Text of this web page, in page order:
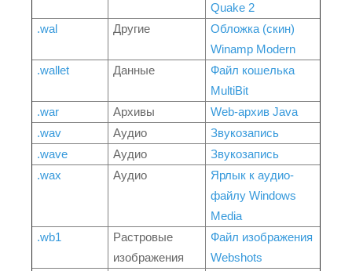
Quake 2
.wal
Другие
Обложка (скин)
Winamp Modern
.wallet
Данные
Файл кошелька
MultiBit
.war
Архивы
Web-архив Java
.wav
Аудио
Звукозапись
.wave
Аудио
Звукозапись
.wax
Аудио
Ярлык к аудио-
файлу Windows
Media
.wb1
Растровые
изображения
Файл изображения
Webshots